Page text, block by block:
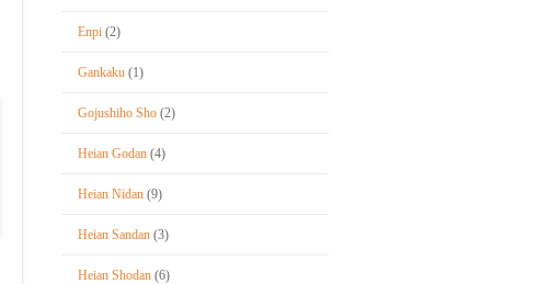
Enpi (2)
Gankaku (1)
Gojushiho Sho (2)
Heian Godan (4)
Heian Nidan (9)
Heian Sandan (3)
Heian Shodan (6)